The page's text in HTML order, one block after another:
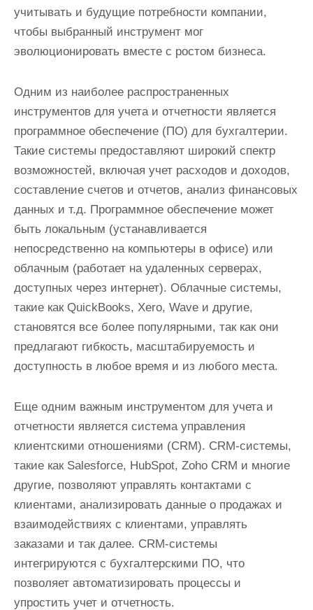
учитывать и будущие потребности компании,
чтобы выбранный инструмент мог
эволюционировать вместе с ростом бизнеса.
Одним из наиболее распространенных
инструментов для учета и отчетности является
программное обеспечение (ПО) для бухгалтерии.
Такие системы предоставляют широкий спектр
возможностей, включая учет расходов и доходов,
составление счетов и отчетов, анализ финансовых
данных и т.д. Программное обеспечение может
быть локальным (устанавливается
непосредственно на компьютеры в офисе) или
облачным (работает на удаленных серверах,
доступных через интернет). Облачные системы,
такие как QuickBooks, Xero, Wave и другие,
становятся все более популярными, так как они
предлагают гибкость, масштабируемость и
доступность в любое время и из любого места.
Еще одним важным инструментом для учета и
отчетности является система управления
клиентскими отношениями (CRM). CRM-системы,
такие как Salesforce, HubSpot, Zoho CRM и многие
другие, позволяют управлять контактами с
клиентами, анализировать данные о продажах и
взаимодействиях с клиентами, управлять
заказами и так далее. CRM-системы
интегрируются с бухгалтерскими ПО, что
позволяет автоматизировать процессы и
упростить учет и отчетность.